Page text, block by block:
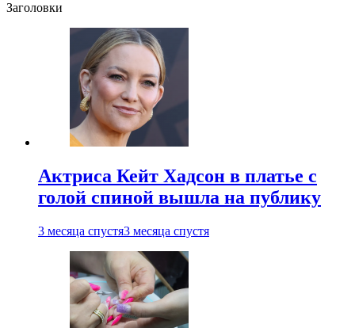
Заголовки
Актриса Кейт Хадсон в платье с
голой спиной вышла на публику
3 месяца спустя3 месяца спустя